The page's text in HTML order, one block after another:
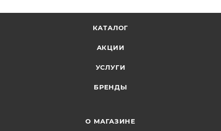
КАТАЛОГ
АКЦИИ
УСЛУГИ
БРЕНДЫ
О МАГАЗИНЕ